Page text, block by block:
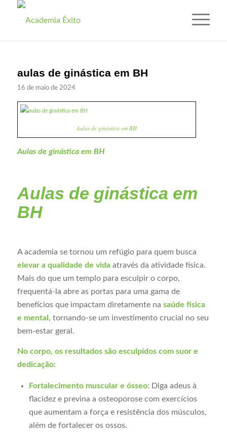
aulas de ginástica em BH
16 de maio de 2024
Aulas de ginástica em BH
Aulas de ginástica em BH
Aulas de ginástica em
BH
A academia se tornou um refúgio para quem busca
elevar a qualidade de vidaatravés da atividade física.
Mais do que um templo para esculpir o corpo,
frequentá-la abre as portas para uma gama de
benefícios que impactam diretamente na saúde física
e mental , tornando-se um investimento crucial no seu
bem-estar geral.
No corpo, os resultados são esculpidos com suor e
dedicação:
Fortalecimento muscular e ósseo:Diga adeus à
flacidez e previna a osteoporose com exercícios
que aumentam a força e resistência dos músculos,
além de fortalecer os ossos.